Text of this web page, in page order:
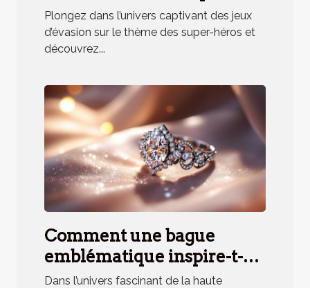
héros renforce la cohésion
d'équipe ?
Plongez dans l’univers captivant des jeux
d’évasion sur le thème des super-héros et
découvrez...
Comment une bague
emblématique inspire-t-
elle un parfum unique ?
Dans l’univers fascinant de la haute